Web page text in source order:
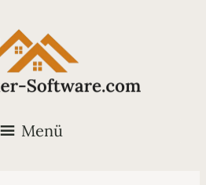
Menü